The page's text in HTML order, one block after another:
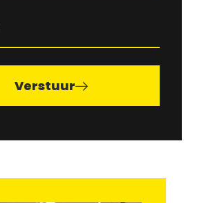
Verstuur